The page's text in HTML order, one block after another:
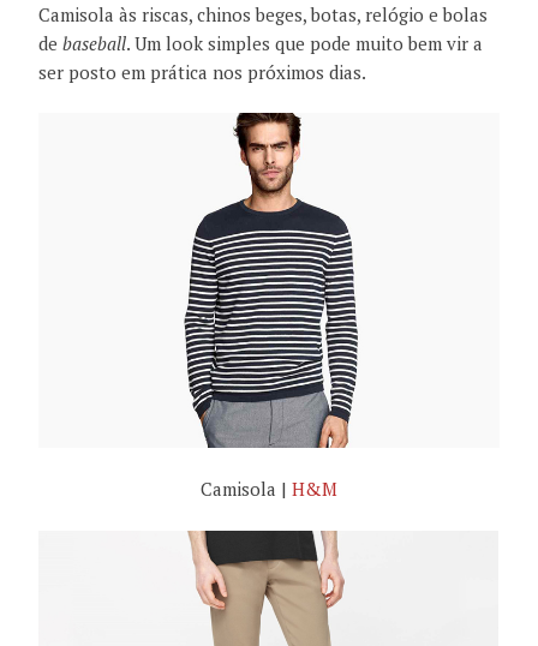
Camisola às riscas, chinos beges, botas, relógio e bolas
de baseball. Um look simples que pode muito bem vir a
ser posto em prática nos próximos dias.
Camisola | H&M